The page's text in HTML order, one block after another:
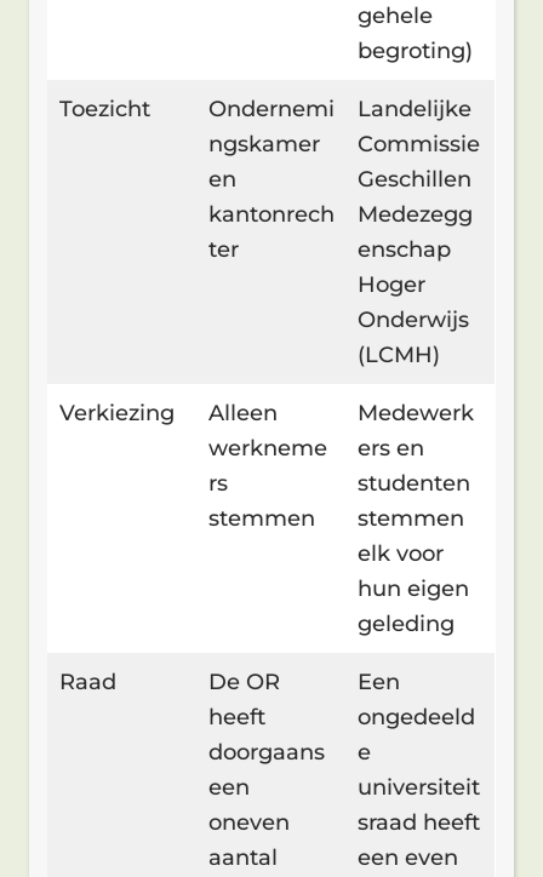
gehele
begroting)
Toezicht
Ondernemi
ngskamer
en
kantonrech
ter
Landelijke
Commissie
Geschillen
Medezegg
enschap
Hoger
Onderwijs
(LCMH)
Verkiezing
Alleen
werkneme
rs
stemmen
Medewerk
ers en
studenten
stemmen
elk voor
hun eigen
geleding
Raad
De OR
heeft
doorgaans
een
oneven
aantal
Een
ongedeeld
e
universiteit
sraad heeft
een even